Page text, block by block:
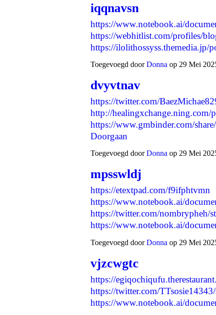
iqqnavsn
https://www.notebook.ai/
https://webhitlist.com/profiles/
https://ilolithossyss.themedia.jp/
Toegevoegd doorDonna op 29 Mei
dvyvtnav
https://twitter.com/
http://healingxchange.ning.com/
https://www.gmbinder.com/
Doorgaan
Toegevoegd doorDonna op 29 Mei
mpsswldj
https://etextpad.com/f9ifphtvmn
https://www.notebook.ai/
https://twitter.com/nombrypheh/
https://www.notebook.ai/
Toegevoegd doorDonna op 29 Mei
vjzcwgtc
https://
https://twitter.com/
https://www.notebook.ai/